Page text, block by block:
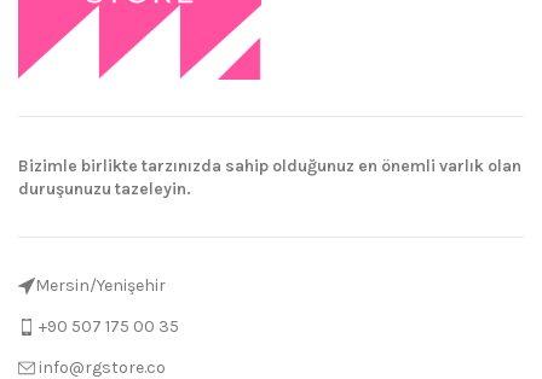
Bizimle birlikte tarzınızda sahip olduğunuz en önemli varlık olan
duruşunuzu tazeleyin.
Mersin/Yenişehir
+90 507 175 00 35
info@rgstore.co